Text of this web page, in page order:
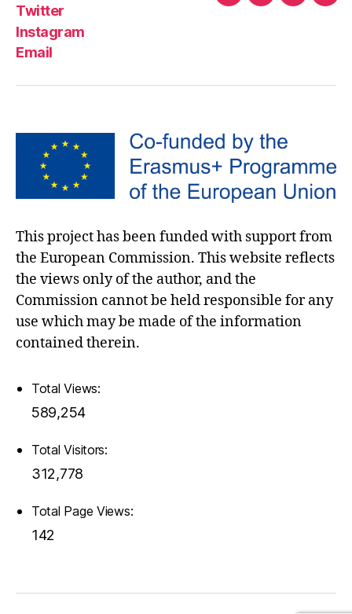
Twitter
Instagram
Email
This project has been funded with support from
the European Commission. This website reflects
the views only of the author, and the
Commission cannot be held responsible for any
use which may be made of the information
contained therein.
Total Views:
589,254
Total Visitors:
312,778
Total Page Views:
142